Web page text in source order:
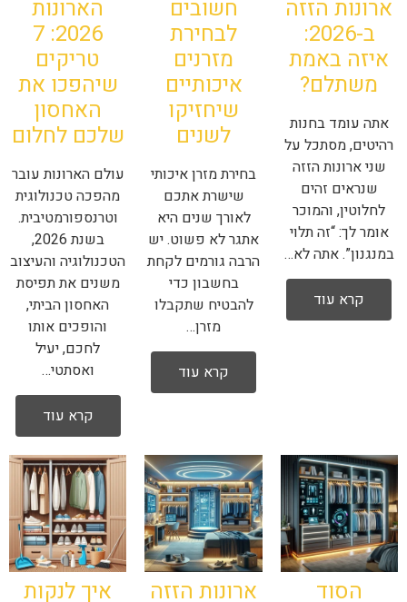
ארונות הזזה
ב-2026:
איזה באמת
משתלם?
אתה עומד בחנות
רהיטים, מסתכל על
שני ארונות הזזה
שנראים זהים
לחלוטין, והמוכר
אומר לך: “זה תלוי
במנגנון”. אתה לא…
קרא עוד
חשובים
לבחירת
מזרנים
איכותיים
שיחזיקו
לשנים
בחירת מזרן איכותי
שישרת אתכם
לאורך שנים היא
אתגר לא פשוט. יש
הרבה גורמים לקחת
בחשבון כדי
להבטיח שתקבלו
מזרן…
קרא עוד
הארונות
2026: 7
טריקים
שיהפכו את
האחסון
שלכם לחלום
עולם הארונות עובר
מהפכה טכנולוגית
וטרנספורמטיבית.
בשנת 2026,
הטכנולוגיה והעיצוב
משנים את תפיסת
האחסון הביתי,
והופכים אותו
לחכם, יעיל
ואסתטי…
קרא עוד
הסוד
ארונות הזזה
איך לנקות